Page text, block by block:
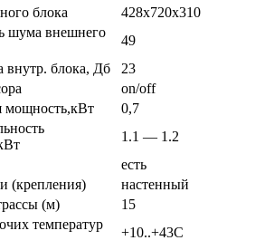
блока
428х720х310
шума внешнего
49
внутр. блока, Дб
23
on/off
мощность,кВт
0,7
1.1 — 1.2
есть
(крепления)
настенный
(м)
15
температур
+10..+43С